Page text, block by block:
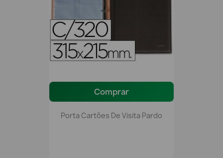
Comprar
Porta Cartões De Visita Pardo